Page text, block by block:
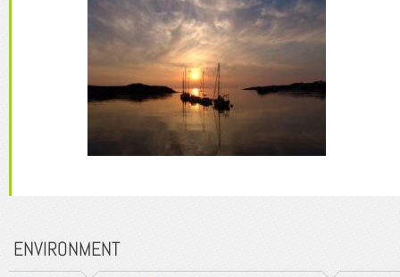
ENVIRONMENT